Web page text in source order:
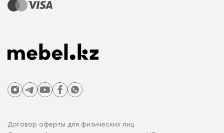
Договор оферты для физических лиц